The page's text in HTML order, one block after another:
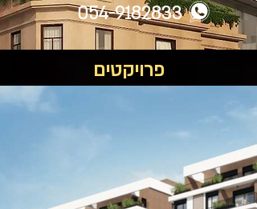
054-9182833
פרויקטים